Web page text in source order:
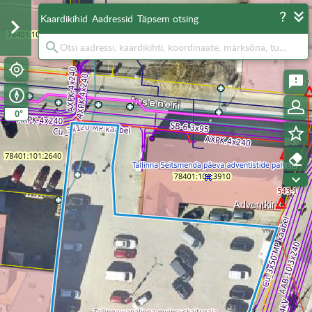
0°
Kaardikihid Aadressid Täpsem otsing